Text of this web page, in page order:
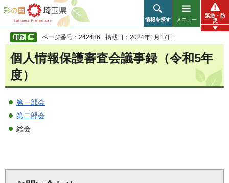
彩の国 埼玉県
情報を探す メニュー
緊急・防
災
ページ番号：242486 掲載日：2024年1月17日
個人情報保護審査会議事録（令和5年
度）
第一部会
第二部会
総会